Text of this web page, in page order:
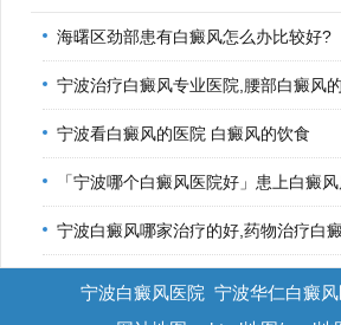
海曙区劲部患有白癜风怎么办比较好?
宁波治疗白癜风专业医院,腰部白癜风
宁波看白癜风的医院 白癜风的饮食
「宁波哪个白癜风医院好」患上白癜风后的
宁波白癜风哪家治疗的好,药物治疗白
宁波白癜风医院 宁波华仁白癜